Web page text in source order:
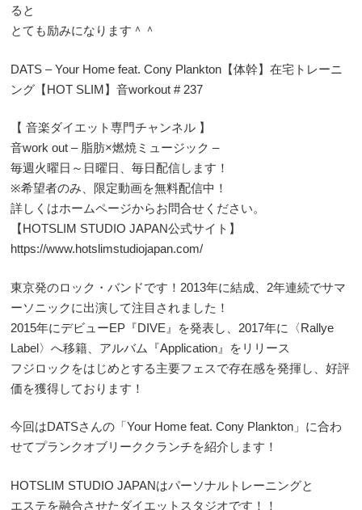
ると
とても励みになります＾＾
DATS – Your Home feat. Cony Plankton【体幹】在宅トレーニ
ング【HOT SLIM】音workout # 237
【 音楽ダイエット専門チャンネル 】
音work out – 脂肪×燃焼ミュージック –
毎週火曜日～日曜日、毎日配信します！
※希望者のみ、限定動画を無料配信中！
詳しくはホームページからお問合せください。
【HOTSLIM STUDIO JAPAN公式サイト】
https://www.hotslimstudiojapan.com/
東京発のロック・バンドです！2013年に結成、2年連続でサマ
ーソニックに出演して注目されました！
2015年にデビューEP『DIVE』を発表し、2017年に〈Rallye
Label〉へ移籍、アルバム『Application』をリリース
フジロックをはじめとする主要フェスで存在感を発揮し、好評
価を獲得しております！
今回はDATSさんの「Your Home feat. Cony Plankton」に合わ
せてプランクオブリーククランチを紹介します！
HOTSLIM STUDIO JAPANはパーソナルトレーニングと
エステを融合させたダイエットスタジオです！！